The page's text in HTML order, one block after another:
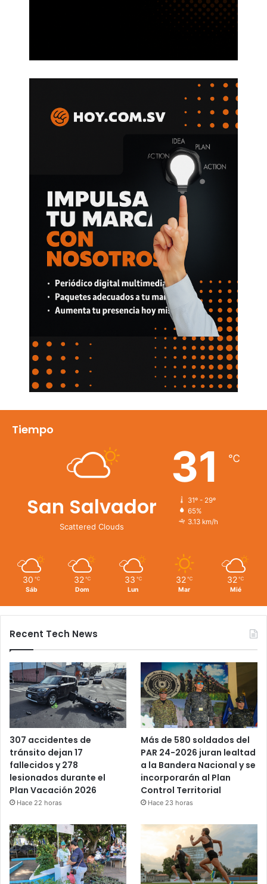
Tiempo
San Salvador
Scattered Clouds
31 ℃
31º - 29º
65%
3.13 km/h
30 ℃
Sáb
32 ℃
Dom
33 ℃
Lun
32 ℃
Mar
32 ℃
Mié
Recent Tech News
307 accidentes de
tránsito dejan 17
fallecidos y 278
lesionados durante el
Plan Vacación 2026
Hace 22 horas
Más de 580 soldados del
PAR 24-2026 juran lealtad
a la Bandera Nacional y se
incorporarán al Plan
Control Territorial
Hace 23 horas